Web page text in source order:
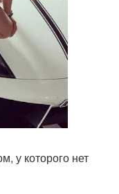
у которого нет